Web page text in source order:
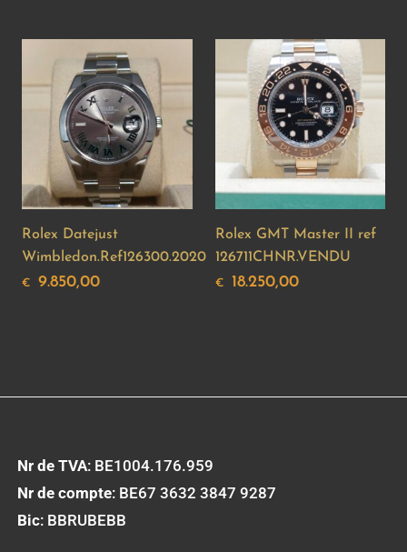
Rolex Datejust
Wimbledon.Ref126300.2020
€ 9.850,00
Rolex GMT Master II ref
126711CHNR.VENDU
€ 18.250,00
Nr de TVA: BE1004.176.959
Nr de compte: BE67 3632 3847 9287
Bic: BBRUBEBB